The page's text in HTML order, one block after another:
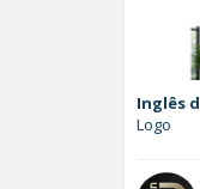
Inglês
Logo